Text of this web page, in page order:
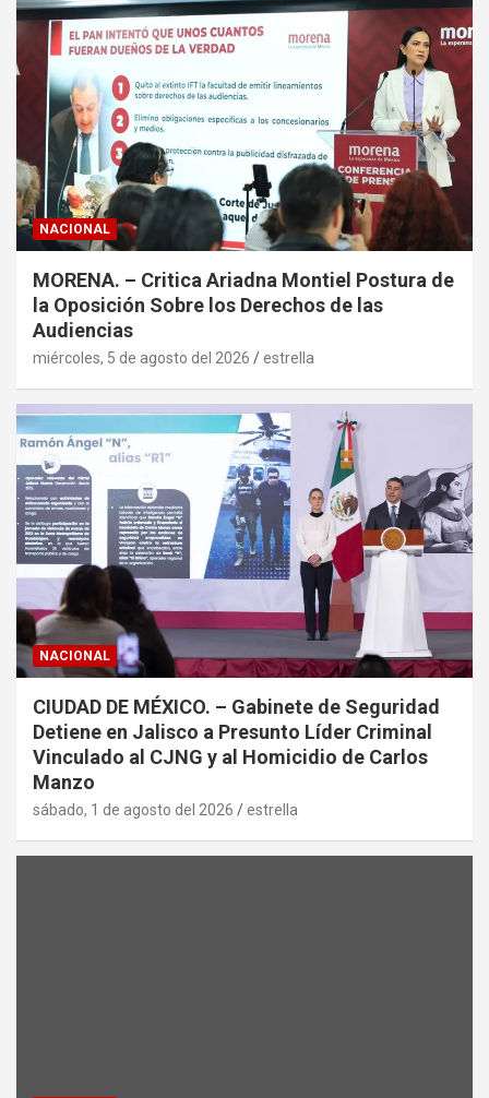
NACIONAL
MORENA. – Critica Ariadna Montiel Postura de
la Oposición Sobre los Derechos de las
Audiencias
miércoles, 5 de agosto del 2026 estrella
NACIONAL
CIUDAD DE MÉXICO. – Gabinete de Seguridad
Detiene en Jalisco a Presunto Líder Criminal
Vinculado al CJNG y al Homicidio de Carlos
Manzo
sábado, 1 de agosto del 2026 estrella